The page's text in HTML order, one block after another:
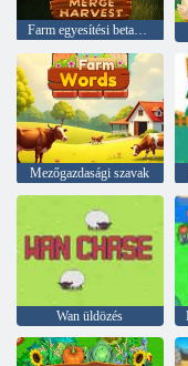
Farm egyesítési betakarítás
Mezőgazdasági szavak
Wan üldözés